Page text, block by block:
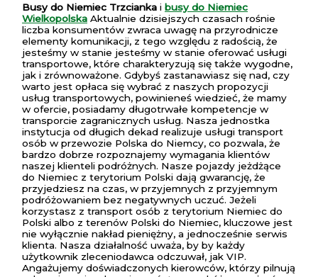
Busy do Niemiec Trzcianka i busy do Niemiec
Wielkopolska Aktualnie dzisiejszych czasach rośnie
liczba konsumentów zwraca uwagę na przyrodnicze
elementy komunikacji, z tego względu z radością, że
jesteśmy w stanie jesteśmy w stanie oferować usługi
transportowe, które charakteryzują się także wygodne,
jak i zrównoważone. Gdybyś zastanawiasz się nad, czy
warto jest opłaca się wybrać z naszych propozycji
usług transportowych, powinieneś wiedzieć, że mamy
w ofercie, posiadamy długotrwałe kompetencje w
transporcie zagranicznych usług. Nasza jednostka
instytucja od długich dekad realizuje usługi transport
osób w przewozie Polska do Niemcy, co pozwala, że
bardzo dobrze rozpoznajemy wymagania klientów
naszej klienteli podróżnych. Nasze pojazdy jeżdżące
do Niemiec z terytorium Polski dają gwarancję, że
przyjedziesz na czas, w przyjemnych z przyjemnym
podróżowaniem bez negatywnych uczuć. Jeżeli
korzystasz z transport osób z terytorium Niemiec do
Polski albo z terenów Polski do Niemiec, kluczowe jest
nie wyłącznie nakład pieniężny, a jednocześnie serwis
klienta. Nasza działalność uważa, by by każdy
użytkownik zleceniodawca odczuwał, jak VIP.
Angażujemy doświadczonych kierowców, którzy pilnują